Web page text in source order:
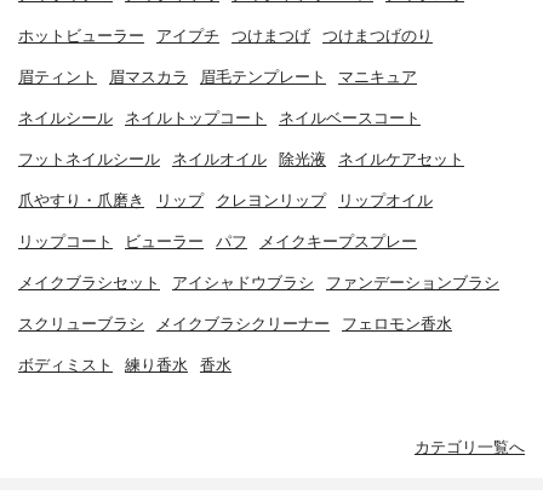
ホットビューラー アイプチ つけまつげ つけまつげのり
眉ティント 眉マスカラ 眉毛テンプレート マニキュア
ネイルシール ネイルトップコート ネイルベースコート
フットネイルシール ネイルオイル 除光液 ネイルケアセット
爪やすり・爪磨き リップ クレヨンリップ リップオイル
リップコート ビューラー パフ メイクキープスプレー
メイクブラシセット アイシャドウブラシ ファンデーションブラシ
スクリューブラシ メイクブラシクリーナー フェロモン香水
ボディミスト 練り香水 香水
カテゴリ一覧へ